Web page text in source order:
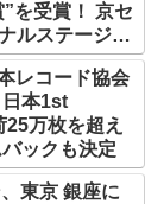
を受賞！ 京セ
ルステージパ
パーティーを
了【動画あ
レコード協会
本1st
万枚を超え
ックも決定
東京 銀座に